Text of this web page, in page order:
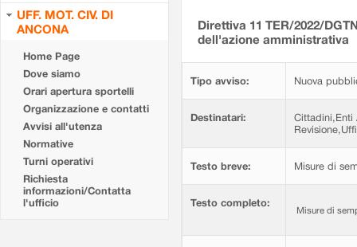
UFF. MOT. CIV. DI
ANCONA
Home Page
Dove siamo
Orari apertura sportelli
Organizzazione e contatti
Avvisi all'utenza
Normative
Turni operativi
Richiesta
informazioni/Contatta
l'ufficio
Direttiva 11 TER/2022/
dell'azione amministrativa
Tipo avviso: Nuova
Destinatari:
Cittadini,Enti
Testo breve: Misure di
Testo completo:
Misure di